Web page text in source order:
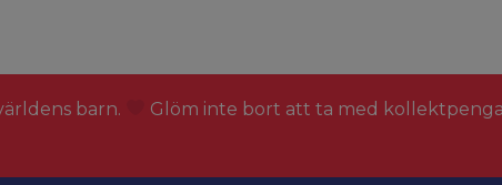
barn.
Glöm inte bort att ta med